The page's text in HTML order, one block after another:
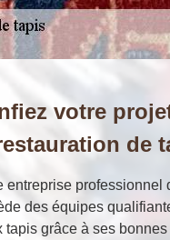
votre
de
entreprise professionnel
des équipes
tapis grâce à ses